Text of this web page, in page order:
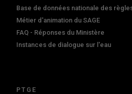
Base de données nationale des
Métier d'animation du SAGE
FAQ - Réponses du Ministère
Instances de dialogue sur l'eau
PTGE